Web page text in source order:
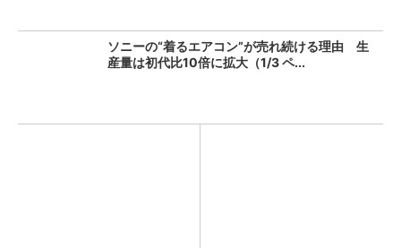
ソニーの“着るエアコン”が売れ続ける理由 生
産量は初代比10倍に拡大（1/3 ペ...